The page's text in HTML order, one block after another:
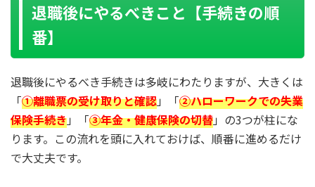
退職後にやるべきこと【手続きの順
番】
退職後にやるべき手続きは多岐にわたりますが、大きくは
「①離職票の受け取りと確認」「②ハローワークでの失業
保険手続き」「③年金・健康保険の切替」の3つが柱にな
ります。この流れを頭に入れておけば、順番に進めるだけ
で大丈夫です。